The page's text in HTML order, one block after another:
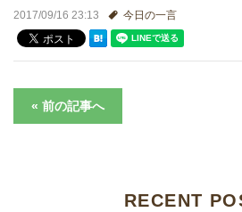
2017/09/16 23:13 今日の一言
« 前の記事へ
RECENT